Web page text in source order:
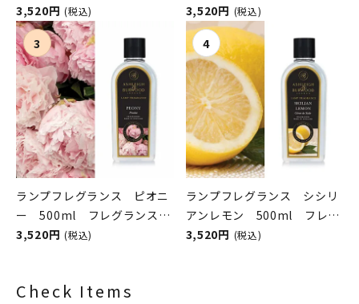
スランプ用オイル
ASHLEIGH&BURWOOD（ア
シュレイアンドバーウッド）
3,520円 (税込)
ンスランプ用オイル
ASHLEIGH&BURWOOD（ア
シュレイアンドバーウッド）
3,520円 (税込)
ランプフレグランス ピオニ
ー 500ml フレグランスラ
ンプ用オイル
3,520円 (税込)
ランプフレグランス シシリ
アンレモン 500ml フレグ
ランスランプ用オイル
3,520円 (税込)
Check Items